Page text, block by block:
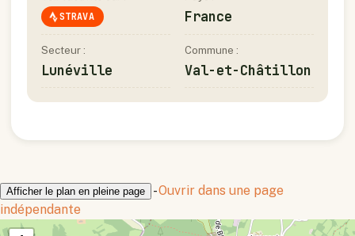
STRAVA France
Secteur :
Lunéville
Commune :
Val-et-Châtillon
Afficher le plan en pleine page -Ouvrir dans une page
indépendante